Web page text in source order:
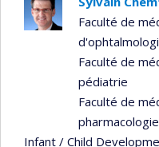
Faculté de
Faculté de
pédiatrie
Faculté de
Infant / Child